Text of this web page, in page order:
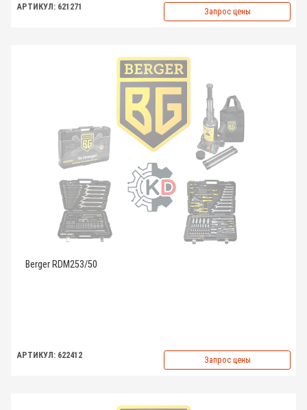
АРТИКУЛ: 621271 Запрос цены
Berger RDM253/50
АРТИКУЛ: 622412 Запрос цены